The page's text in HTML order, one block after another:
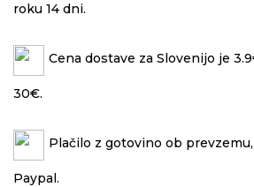
roku 14 dni.
Cena dostave za Slovenijo je
30€.
Plačilo z gotovino ob
Paypal.